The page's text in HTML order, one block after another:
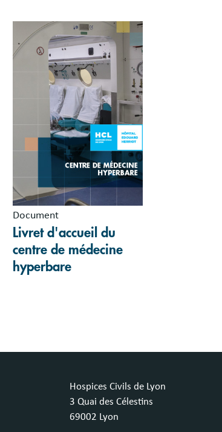
Document
Livret d'accueil du
centre de médecine
hyperbare
Hospices Civils de Lyon
3 Quai des Célestins
69002 Lyon